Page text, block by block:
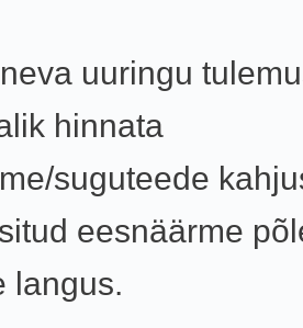
uuringu
hinnata
suguteede
eesnäärme
langus.